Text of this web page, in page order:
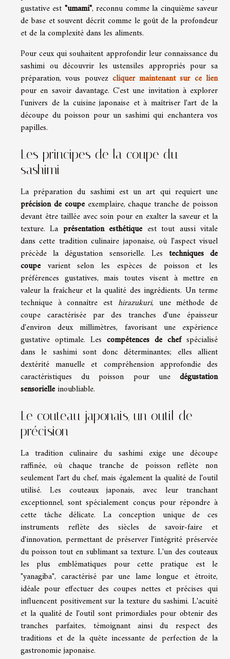
gustative est "umami", reconnu comme la cinquième saveur
de base et souvent décrit comme le goût de la profondeur
et de la complexité dans les aliments.
Pour ceux qui souhaitent approfondir leur connaissance du
sashimi ou découvrir les ustensiles appropriés pour sa
préparation, vous pouvez cliquer maintenant sur ce lien
pour en savoir davantage. C'est une invitation à explorer
l'univers de la cuisine japonaise et à maîtriser l'art de la
découpe du poisson pour un sashimi qui enchantera vos
papilles.
Les principes de la coupe du
sashimi
La préparation du sashimi est un art qui requiert une
précision de coupeexemplaire, chaque tranche de poisson
devant être taillée avec soin pour en exalter la saveur et la
texture. La présentation esthétiqueest tout aussi vitale
dans cette tradition culinaire japonaise, où l'aspect visuel
précède la dégustation sensorielle. Les techniques de
coupevarient selon les espèces de poisson et les
préférences gustatives, mais toutes visent à mettre en
valeur la fraîcheur et la qualité des ingrédients. Un terme
technique à connaître est hirazukuri, une méthode de
coupe caractérisée par des tranches d'une épaisseur
d'environ deux millimètres, favorisant une expérience
gustative optimale. Les compétences de chefspécialisé
dans le sashimi sont donc déterminantes; elles allient
dextérité manuelle et compréhension approfondie des
caractéristiques du poisson pour une dégustation
sensorielleinoubliable.
Le couteau japonais, un outil de
précision
La tradition culinaire du sashimi exige une découpe
raffinée, où chaque tranche de poisson reflète non
seulement l'art du chef, mais également la qualité de l'outil
utilisé. Les couteaux japonais, avec leur tranchant
exceptionnel, sont spécialement conçus pour répondre à
cette tâche délicate. La conception unique de ces
instruments reflète des siècles de savoir-faire et
d'innovation, permettant de préserver l'intégrité préservée
du poisson tout en sublimant sa texture. L'un des couteaux
les plus emblématiques pour cette pratique est le
"yanagiba", caractérisé par une lame longue et étroite,
idéale pour effectuer des coupes nettes et précises qui
influencent positivement sur la texture du sashimi. L'acuité
et la qualité de l'outil sont primordiales pour obtenir des
tranches parfaites, témoignant ainsi du respect des
traditions et de la quête incessante de perfection de la
gastronomie japonaise.